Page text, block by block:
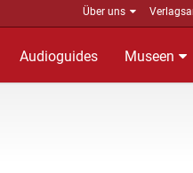
Über uns
Audioguides Museen